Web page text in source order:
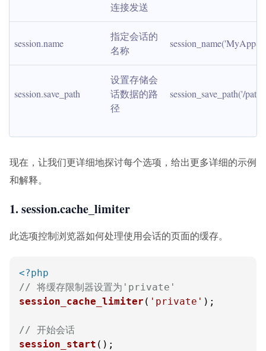
连接发送
session.name
指定会话的
名称
session.save_path
设置存储会
话数据的路
径
session_save_path('/
现在，让我们更详细地探讨每个选项，给出更多详细的示例
和解释。
1. session.cache_limiter
此选项控制浏览器如何处理使用会话的页面的缓存。
<?php
// 将缓存限制器设置为'private'
session_cache_limiter ( 'private' );
// 开始会话
session_start ();